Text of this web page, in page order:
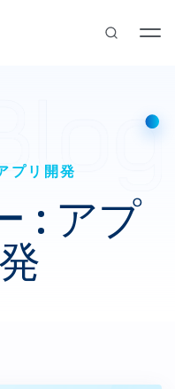
プリ開発
: アプ